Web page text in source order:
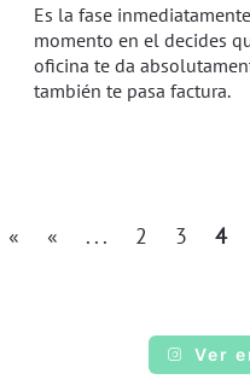
Es la fase
momento en el decides
oficina te da
también te pasa factura.
« « ... 2 3 4
Ver